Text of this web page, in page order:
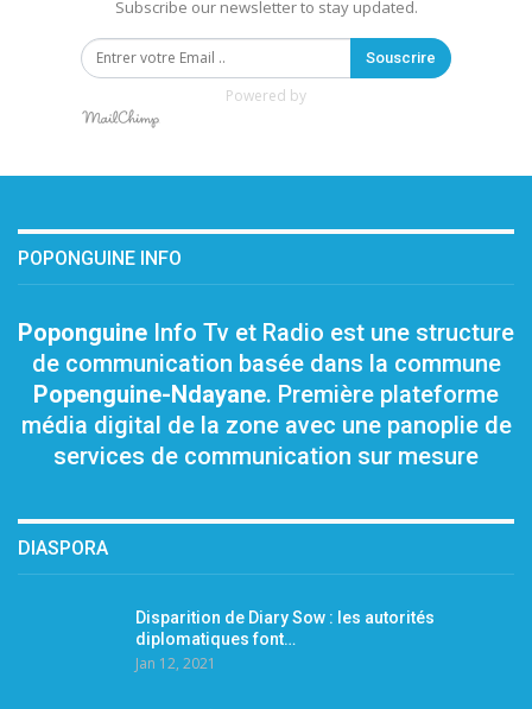
Subscribe our newsletter to stay updated.
Souscrire
Powered by
POPONGUINE INFO
Poponguine Info Tv et Radio est une structure
de communication basée dans la commune
Popenguine-Ndayane. Première plateforme
média digital de la zone avec une panoplie de
services de communication sur mesure
DIASPORA
Disparition de Diary Sow : les autorités
diplomatiques font…
Jan 12, 2021